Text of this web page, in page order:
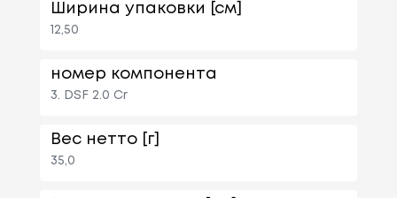
Ширина упаковки [см]
12,50
номер компонента
3. DSF 2.0 Cr
Вес нетто [г]
35,0